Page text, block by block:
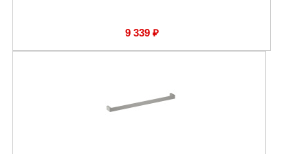
9 339 ₽